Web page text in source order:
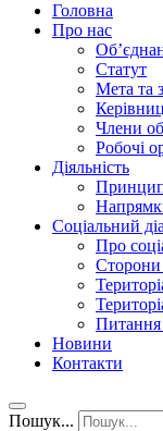
Головна
Про нас
Статут
Мета та
Члени
Робочі
Діяльність
Соціальний
Про
Сторони
Питання
Новини
Контакти
Пошук...